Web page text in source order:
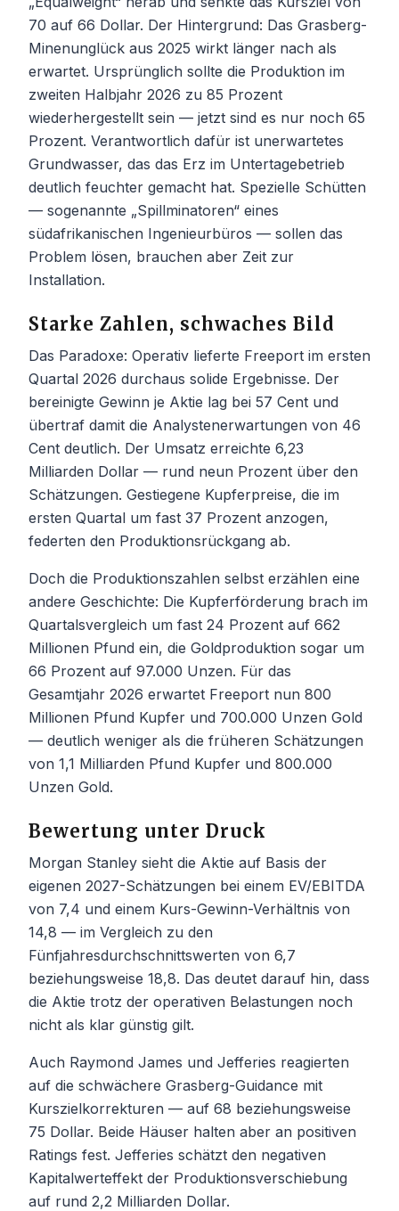
70 auf 66 Dollar. Der Hintergrund: Das Grasberg-
Minenunglück aus 2025 wirkt länger nach als
erwartet. Ursprünglich sollte die Produktion im
zweiten Halbjahr 2026 zu 85 Prozent
wiederhergestellt sein — jetzt sind es nur noch 65
Prozent. Verantwortlich dafür ist unerwartetes
Grundwasser, das das Erz im Untertagebetrieb
deutlich feuchter gemacht hat. Spezielle Schütten
— sogenannte „Spillminatoren“ eines
südafrikanischen Ingenieurbüros — sollen das
Problem lösen, brauchen aber Zeit zur
Installation.
Starke Zahlen, schwaches Bild
Das Paradoxe: Operativ lieferte Freeport im ersten
Quartal 2026 durchaus solide Ergebnisse. Der
bereinigte Gewinn je Aktie lag bei 57 Cent und
übertraf damit die Analystenerwartungen von 46
Cent deutlich. Der Umsatz erreichte 6,23
Milliarden Dollar — rund neun Prozent über den
Schätzungen. Gestiegene Kupferpreise, die im
ersten Quartal um fast 37 Prozent anzogen,
federten den Produktionsrückgang ab.
Doch die Produktionszahlen selbst erzählen eine
andere Geschichte: Die Kupferförderung brach im
Quartalsvergleich um fast 24 Prozent auf 662
Millionen Pfund ein, die Goldproduktion sogar um
66 Prozent auf 97.000 Unzen. Für das
Gesamtjahr 2026 erwartet Freeport nun 800
Millionen Pfund Kupfer und 700.000 Unzen Gold
— deutlich weniger als die früheren Schätzungen
von 1,1 Milliarden Pfund Kupfer und 800.000
Unzen Gold.
Bewertung unter Druck
Morgan Stanley sieht die Aktie auf Basis der
eigenen 2027-Schätzungen bei einem EV/EBITDA
von 7,4 und einem Kurs-Gewinn-Verhältnis von
14,8 — im Vergleich zu den
Fünfjahresdurchschnittswerten von 6,7
beziehungsweise 18,8. Das deutet darauf hin, dass
die Aktie trotz der operativen Belastungen noch
nicht als klar günstig gilt.
Auch Raymond James und Jefferies reagierten
auf die schwächere Grasberg-Guidance mit
Kurszielkorrekturen — auf 68 beziehungsweise
75 Dollar. Beide Häuser halten aber an positiven
Ratings fest. Jefferies schätzt den negativen
Kapitalwerteffekt der Produktionsverschiebung
auf rund 2,2 Milliarden Dollar.